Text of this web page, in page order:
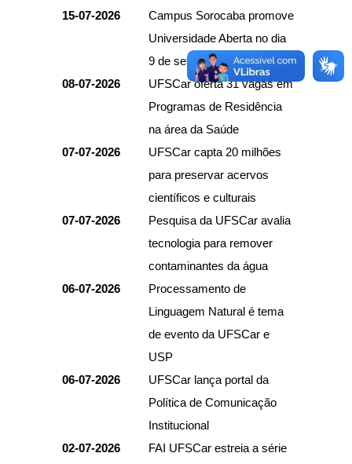
15-07-2026
Campus Sorocaba promove
Universidade Aberta no dia
9 de setembro
08-07-2026
UFSCar oferta 31 vagas em
Programas de Residência
na área da Saúde
07-07-2026
UFSCar capta 20 milhões
para preservar acervos
científicos e culturais
07-07-2026
Pesquisa da UFSCar avalia
tecnologia para remover
contaminantes da água
06-07-2026
Processamento de
Linguagem Natural é tema
de evento da UFSCar e
USP
06-07-2026
UFSCar lança portal da
Política de Comunicação
Institucional
02-07-2026
FAI UFSCar estreia a série